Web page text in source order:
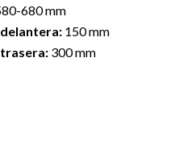
680 mm
150 mm
300 mm